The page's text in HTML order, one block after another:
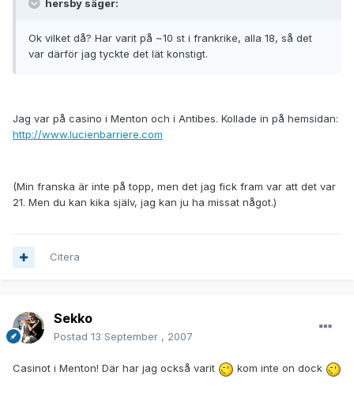
hersby säger:
Ok vilket då? Har varit på ~10 st i frankrike, alla 18, så det
var därför jag tyckte det lät konstigt.
Jag var på casino i Menton och i Antibes. Kollade in på hemsidan:
http://www.lucienbarriere.com
(Min franska är inte på topp, men det jag fick fram var att det var
21. Men du kan kika själv, jag kan ju ha missat något.)
Citera
Sekko
Postad 13 September , 2007
Casinot i Menton! Där har jag också varit kom inte on dock